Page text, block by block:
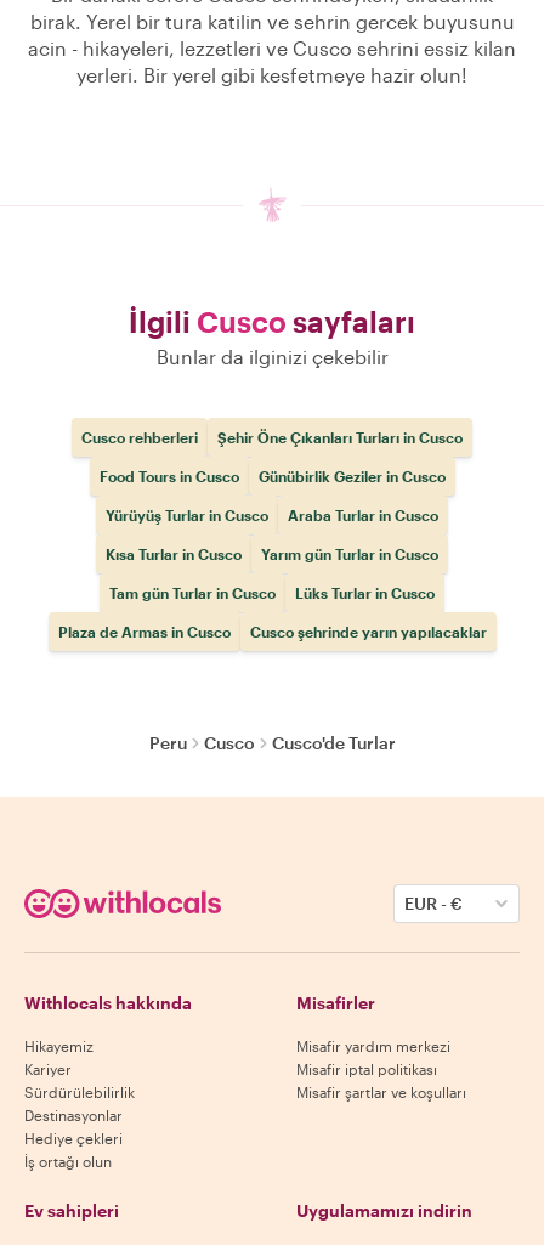
birak. Yerel bir tura katilin ve sehrin gercek buyusunu
acin - hikayeleri, lezzetleri ve Cusco sehrini essiz kilan
yerleri. Bir yerel gibi kesfetmeye hazir olun!
İlgili Cusco sayfaları
Bunlar da ilginizi çekebilir
Cusco rehberleri Şehir Öne Çıkanları Turları in Cusco
Food Tours in Cusco Günübirlik Geziler in Cusco
Yürüyüş Turlar in Cusco Araba Turlar in Cusco
Kısa Turlar in Cusco Yarım gün Turlar in Cusco
Tam gün Turlar in Cusco Lüks Turlar in Cusco
Plaza de Armas in Cusco Cusco şehrinde yarın yapılacaklar
Peru Cusco Cusco'de Turlar
EUR-€
Withlocals hakkında
Hikayemiz
Kariyer
Sürdürülebilirlik
Destinasyonlar
Hediye çekleri
İş ortağı olun
Misafirler
Misafir yardım merkezi
Misafir iptal politikası
Misafir şartlar ve koşulları
Ev sahipleri Uygulamamızı indirin